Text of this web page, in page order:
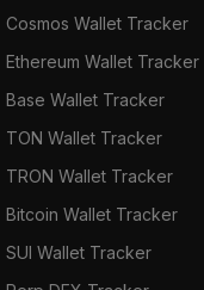
Cosmos Wallet Tracker
Ethereum Wallet Tracker
Base Wallet Tracker
TON Wallet Tracker
TRON Wallet Tracker
Bitcoin Wallet Tracker
SUI Wallet Tracker